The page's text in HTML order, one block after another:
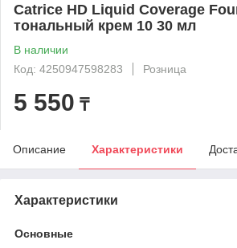
Catrice HD Liquid Coverage
тональный крем 10 30 мл
В наличии
Код: 4250947598283
Розница
5 550 ₸
Описание Характеристики
Характеристики
Основные